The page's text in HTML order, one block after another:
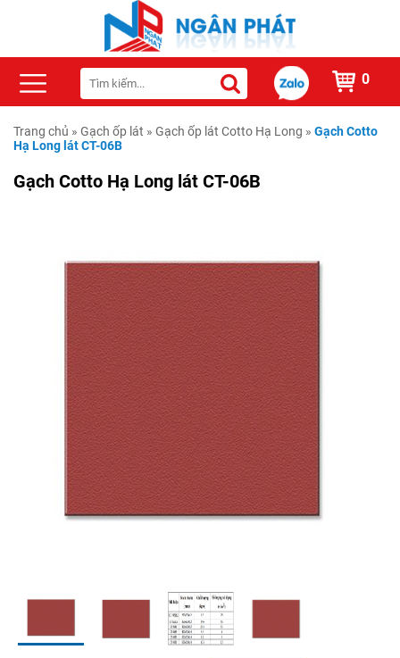
0
Trang chủ » Gạch ốp lát » Gạch ốp lát Cotto Hạ Long » Gạch Cotto
Hạ Long lát CT-06B
Gạch Cotto Hạ Long lát CT-06B